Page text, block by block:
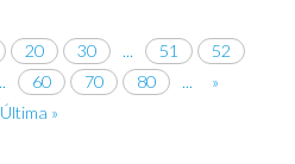
20 30 ... 51
52
60 70 80 ...
»
Última »